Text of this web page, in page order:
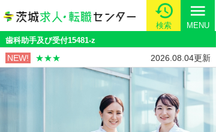
検索
menu
MENU
歯科助手及び受付15481-z
NEW! ★★★ 2026.08.04更新